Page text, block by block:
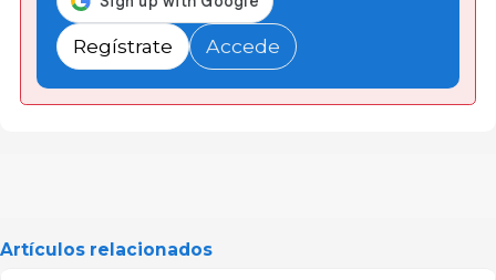
Regístrate Accede
Artículos relacionados